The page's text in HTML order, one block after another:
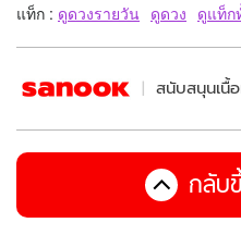
แท็ก : ดูดวงรายวัน ดูดวง ดูแท็ก
สนับสนุนเนื้
กลับ